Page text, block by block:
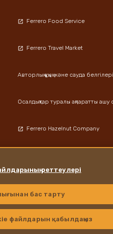
Ferrero Food Service
Ferrero Travel Market
Авторлық құқық және сауда белгілері
Осалдықтар туралы ақпаратты ашу
Ferrero Hazelnut Company
реттеулері
бас тарту
файлдарын қабылдаңыз